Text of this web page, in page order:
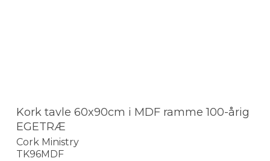
Kork tavle 60x90cm i MDF ramme 100-årig
EGETRÆ
Cork Ministry
TK96MDF